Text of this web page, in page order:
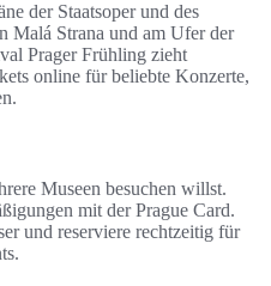
der Staatsoper und des
Malá Strana und am Ufer der
Prager Frühling zieht
online für beliebte Konzerte,
Museen besuchen willst.
mit der Prague Card.
und reserviere rechtzeitig für